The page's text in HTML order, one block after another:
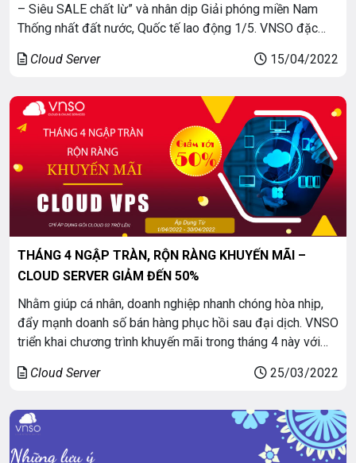
– Siêu SALE chất lừ” và nhân dịp Giải phóng miền Nam
Thống nhất đất nước, Quốc tế lao động 1/5. VNSO đặc
Server nhằm giúp Quý khách hàng cải tiến công […]
Cloud Server 15/04/2022
THÁNG 4 NGẬP TRÀN, RỘN RÀNG KHUYẾN MÃI –
CLOUD SERVER GIẢM ĐẾN 50%
Nhằm giúp cá nhân, doanh nghiệp nhanh chóng hòa nhịp,
đẩy mạnh doanh số bán hàng phục hồi sau đại dịch. VNSO
triển khai chương trình khuyến mãi trong tháng 4 này với
sợ lo âu” khi khách hàng thuê dịch vụ Cloud […]
Cloud Server 25/03/2022